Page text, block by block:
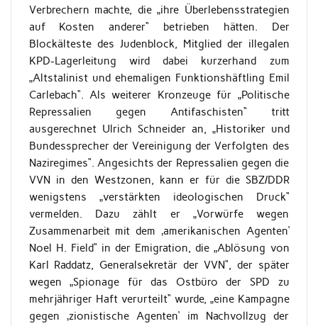
Verbrechern machte, die „ihre Überlebensstrategien
auf Kosten anderer“ betrieben hätten. Der
Blockälteste des Judenblock, Mitglied der illegalen
KPD-Lagerleitung wird dabei kurzerhand zum
„Altstalinist und ehemaligen Funktionshäftling Emil
Carlebach“. Als weiterer Kronzeuge für „Politische
Repressalien gegen Antifaschisten“ tritt
ausgerechnet Ulrich Schneider an, „Historiker und
Bundessprecher der Vereinigung der Verfolgten des
Naziregimes“. Angesichts der Repressalien gegen die
VVN in den Westzonen, kann er für die SBZ/DDR
wenigstens „verstärkten ideologischen Druck“
vermelden. Dazu zählt er „Vorwürfe wegen
Zusammenarbeit mit dem ‚amerikanischen Agenten‘
Noel H. Field“ in der Emigration, die „Ablösung von
Karl Raddatz, Generalsekretär der VVN“, der später
wegen „Spionage für das Ostbüro der SPD zu
mehrjähriger Haft verurteilt“ wurde, „eine Kampagne
gegen ‚zionistische Agenten‘ im Nachvollzug der